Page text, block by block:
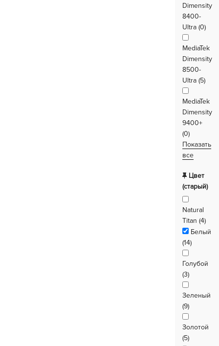
Dimensity
8400-
Ultra (0)
MediaTek
Dimensity
8500-
Ultra (5)
MediaTek
Dimensity
9400+
(0)
Показать
все
Цвет
(старый)
Natural
Titan (4)
Белый
(14)
Голубой
(3)
Зеленый
(9)
Золотой
(5)